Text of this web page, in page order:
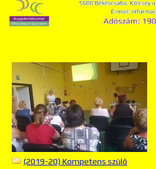
(2019-20) Kompetens szülő